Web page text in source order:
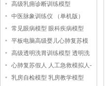
诊断教学模型
高级乳痈诊断训练模型
中医脉象训练仪 （单机版）
常见眼病模型 眼科疾病模型
平板电脑高级婴儿心肺复苏模
拟人
高级透明洗胃训练模型 透明洗
胃模型
心肺复苏假人 人工急救模拟人-
-上海中弘科教公司
乳房自检模型 乳房教学模型